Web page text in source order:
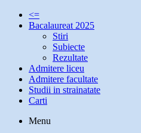
<=
Bacalaureat 2025
Stiri
Subiecte
Rezultate
Admitere liceu
Admitere facultate
Studii in strainatate
Carti
Menu